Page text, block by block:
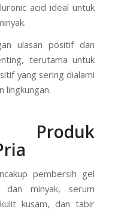
acid ideal untuk
ulasan positif dan
terutama untuk
yang sering dialami
lingkungan.
Produk
pembersih gel
dan minyak, serum
kusam, dan tabir